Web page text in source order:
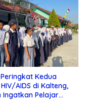
Kedua
AIDS di Kalteng,
Ingatkan Pelajar